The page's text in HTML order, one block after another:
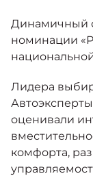
Кредитные
Калькулятор
Моторное
СЕРВИСНЫЕ
АКСЕССУАРЫ
КОНТАКТЫ
Динамичный
номинации
Лидера
оценивали
комфорта,